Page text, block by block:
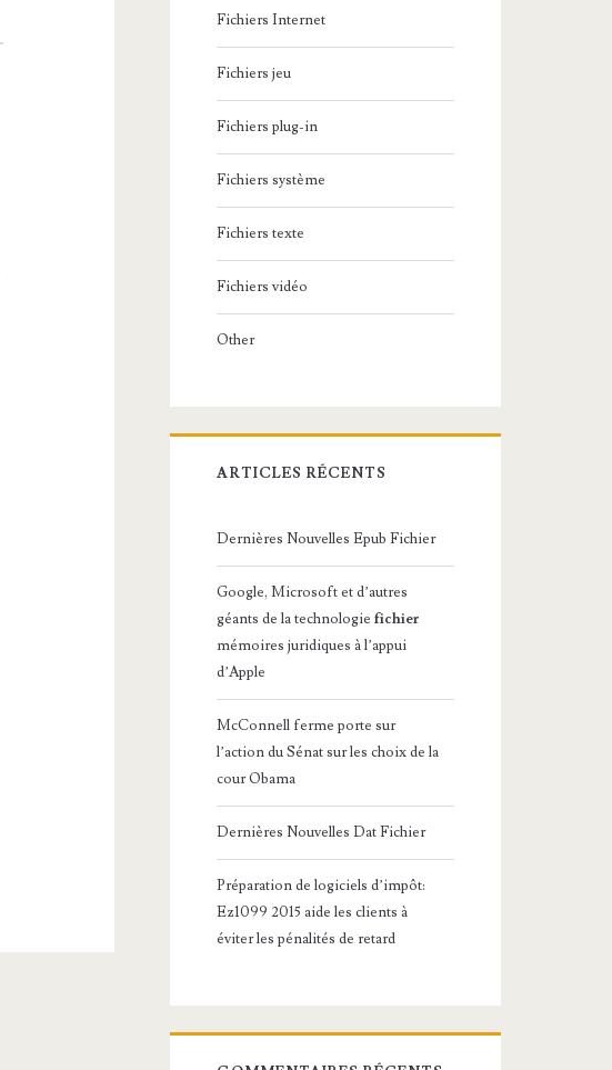
Fichiers Internet
Fichiers jeu
Fichiers plug-in
Fichiers système
Fichiers texte
Fichiers vidéo
Other
ARTICLES RÉCENTS
Dernières Nouvelles Epub Fichier
Google, Microsoft et d’autres
géants de la technologiefichier
mémoires juridiques à l’appui
d’Apple
McConnell ferme porte sur
l’action du Sénat sur les choix de la
cour Obama
Dernières Nouvelles Dat Fichier
Préparation de logiciels d’impôt:
Ez1099 2015 aide les clients à
éviter les pénalités de retard